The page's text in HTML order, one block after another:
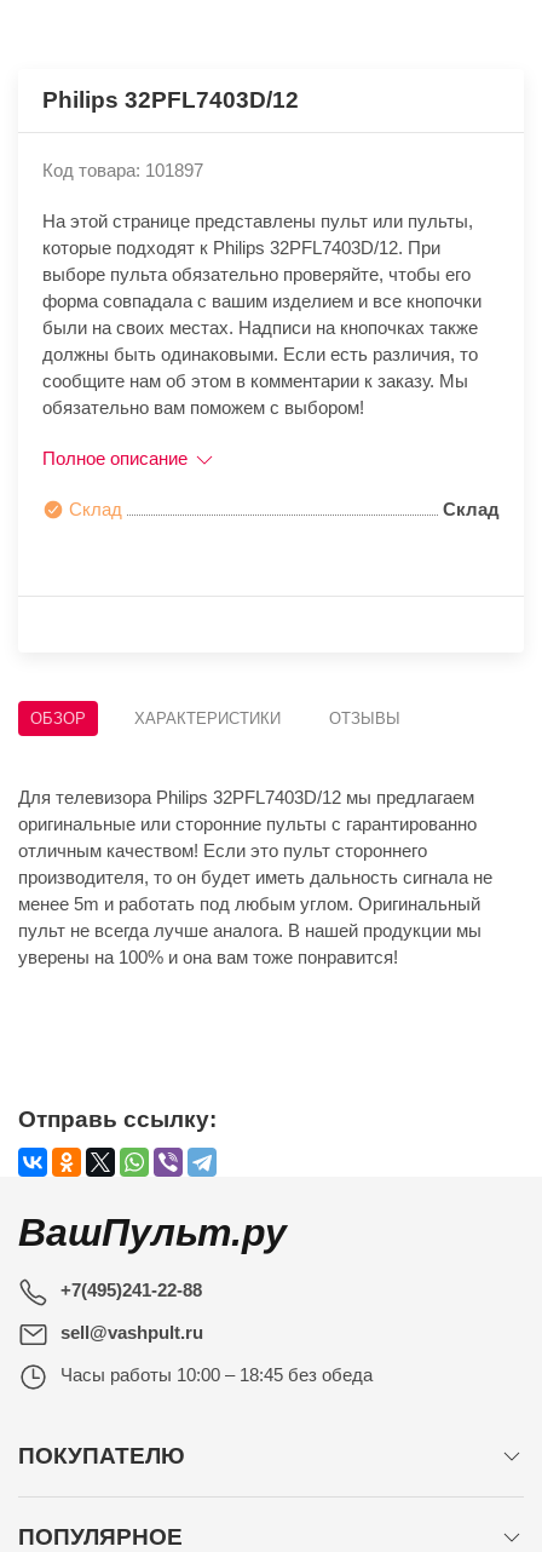
Philips 32PFL7403D/12
Код товара: 101897
На этой странице представлены пульт или пульты,
которые подходят к Philips 32PFL7403D/12. При
выборе пульта обязательно проверяйте, чтобы его
форма совпадала с вашим изделием и все кнопочки
были на своих местах. Надписи на кнопочках также
должны быть одинаковыми. Если есть различия, то
сообщите нам об этом в комментарии к заказу. Мы
обязательно вам поможем с выбором!
Полное описание
Склад Склад
ОБЗОР ХАРАКТЕРИСТИКИ ОТЗЫВЫ
Для телевизора Philips 32PFL7403D/12 мы предлагаем
оригинальные или сторонние пульты с гарантированно
отличным качеством! Если это пульт стороннего
производителя, то он будет иметь дальность сигнала не
менее 5m и работать под любым углом. Оригинальный
пульт не всегда лучше аналога. В нашей продукции мы
уверены на 100% и она вам тоже понравится!
Отправь ссылку:
ВашПульт.ру
+7(495)241-22-88
sell@vashpult.ru
Часы работы 10:00 – 18:45 без обеда
ПОКУПАТЕЛЮ
ПОПУЛЯРНОЕ